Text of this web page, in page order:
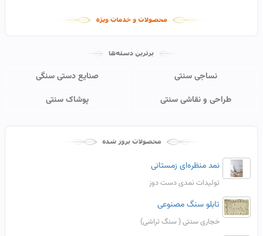
نساجی سنتی
صنایع دستی سنگی
طراحی و نقاشی سنتی
پوشاک سنتی
نمد منظره‌ای زمستانی
تولیدات نمدی دست دوز
تابلو سنگ مصنوعی
حَجاری سنتی ( سنگ تراشی)